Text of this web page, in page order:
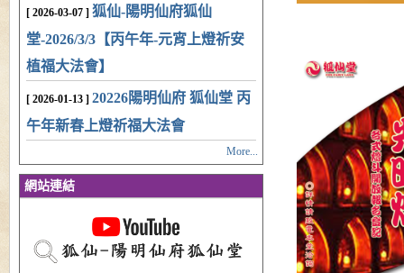
[ 2026-03-07 ] 狐仙-陽明仙府狐仙
堂-2026/3/3【丙午年-元宵上燈祈安
植福大法會】
[ 2026-01-13 ] 20226陽明仙府 狐仙堂 丙
午年新春上燈祈福大法會
More...
網站連結